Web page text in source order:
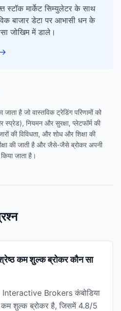
स्टॉक मार्केट सिम्युलेटर के साथ
बाजार डेटा पर आभासी धन के
जोखिम में डाले।
→
है जो वास्तविक ट्रेडिंग परिणामों को
नियमन और सुरक्षा, प्लेटफॉर्म की
की विविधता, और शोध और शिक्षा की
की जाती है और जैसे-जैसे ब्रोकर अपनी
जाता है।
कम शुल्क ब्रोकर कौन सा
Interactive Brokers कंबोडिया
शुल्क ब्रोकर है, जिसमें 4.8/5